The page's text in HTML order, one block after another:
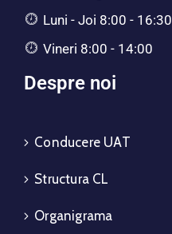
Luni - Joi 8:00 - 16:30
Vineri 8:00 - 14:00
Despre noi
Conducere UAT
Structura CL
Organigrama